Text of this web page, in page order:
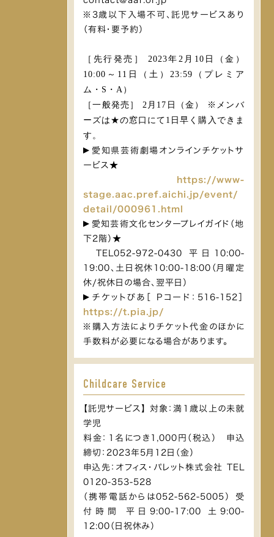
※3歳以下入場不可、託児サービスあり
（有料・要予約）
［先行発売］ 2023年2月10日（金）
10:00～11日（土）23:59（プレミア
ム・S・A）
［一般発売］ 2月17日（金） ※メンバ
ーズは★の窓口にて1日早く購入できま
す。
愛知県芸術劇場オンラインチケットサ
ービス★
https://www-
stage.aac.pref.aichi.jp/event/
detail/000961.html
愛知芸術文化センタープレイガイド（地
下2階）★
TEL052-972-0430 平日10:00-
19:00、土日祝休10:00-18:00（月曜定
休/祝休日の場合、翌平日）
チケットぴあ［ Pコード：516-152］
https://t.pia.jp/
※購入方法によりチケット代金のほかに
手数料が必要になる場合があります。
Childcare Service
【託児サービス】 対象：満１歳以上の未就
学児
料金：１名につき1,000円（税込） 申込
締切：2023年5月12日（金）
申込先：オフィス・パレット株式会社 TEL
0120-353-528
（携帯電話からは052-562-5005） 受
付時間 平日9:00-17:00 土9:00-
12:00（日祝休み）